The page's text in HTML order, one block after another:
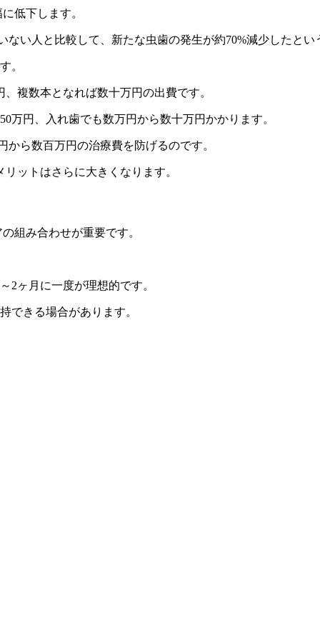
低下します。
い人と比較して、新たな虫歯の発生が約70%減少したと
。
複数本となれば数十万円の出費です。
万円、入れ歯でも数万円から数十万円かかります。
ら数百万円の治療費を防げるのです。
ットはさらに大きくなります。
組み合わせが重要です。
2ヶ月に一度が理想的です。
できる場合があります。